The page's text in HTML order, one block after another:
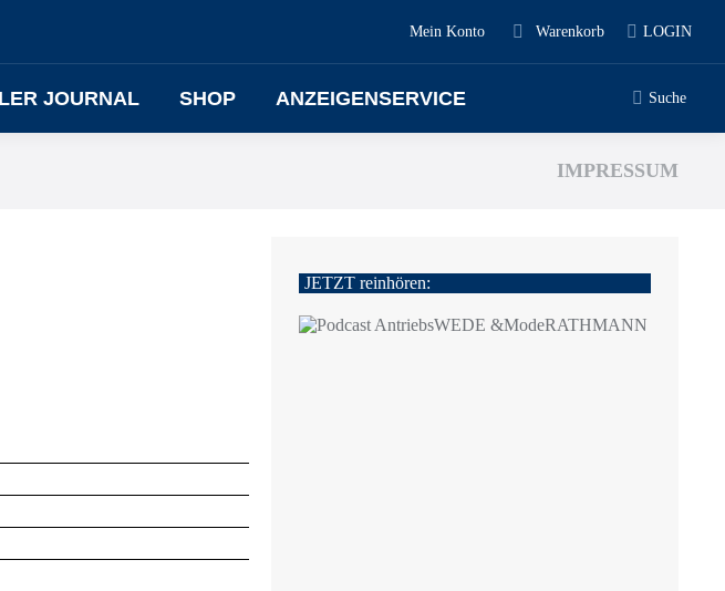
Mein Konto Warenkorb LOGIN
JOURNAL SHOP ANZEIGENSERVICE Suche
IMPRESSUM
JETZT reinhören: